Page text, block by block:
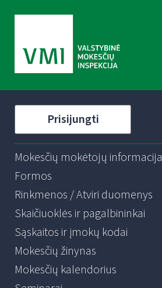
Prisijungti
Mokesčių mokėtojų informacija
Formos
Rinkmenos / Atviri duomenys
Skaičiuoklės ir pagalbininkai
Sąskaitos ir įmokų kodai
Mokesčių žinynas
Mokesčių kalendorius